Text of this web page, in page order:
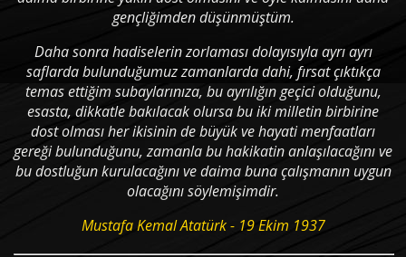
gençliğimden düşünmüştüm.
Daha sonra hadiselerin zorlaması dolayısıyla ayrı ayrı
saflarda bulunduğumuz zamanlarda dahi, fırsat çıktıkça
temas ettiğim subaylarınıza, bu ayrılığın geçici olduğunu,
esasta, dikkatle bakılacak olursa bu iki milletin birbirine
dost olması her ikisinin de büyük ve hayati menfaatları
gereği bulunduğunu, zamanla bu hakikatin anlaşılacağı­nı ve
bu dostluğun kurulacağını ve daima buna çalışmanın uygun
olacağını söylemi­şimdir.
Mustafa Kemal Atatürk - 19 Ekim 1937